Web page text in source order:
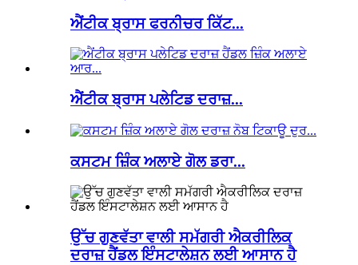
ਐਂਟੀਕ ਬ੍ਰਾਸ ਫਰਨੀਚਰ ਕਿੱਟ...
ਐਂਟੀਕ ਬ੍ਰਾਸ ਪਲੇਟਿਡ ਦਰਾਜ਼...
ਕਸਟਮ ਜ਼ਿੰਕ ਅਲਾਏ ਗੋਲ ਡਰਾ...
ਉੱਚ ਗੁਣਵੱਤਾ ਵਾਲੀ ਸਮੱਗਰੀ ਐਕਰੀਲਿਕ
ਦਰਾਜ਼ ਹੈਂਡਲ ਇੰਸਟਾਲੇਸ਼ਨ ਲਈ ਆਸਾਨ ਹੈ